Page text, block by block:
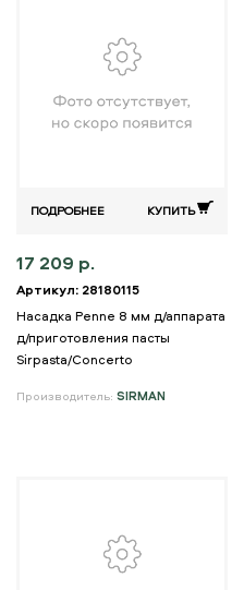
ПОДРОБНЕЕ КУПИТЬ
17 209 р.
Артикул: 28180115
Насадка Penne 8 мм д/аппарата
д/приготовления пасты
Sirpasta/Concerto
Производитель: SIRMAN